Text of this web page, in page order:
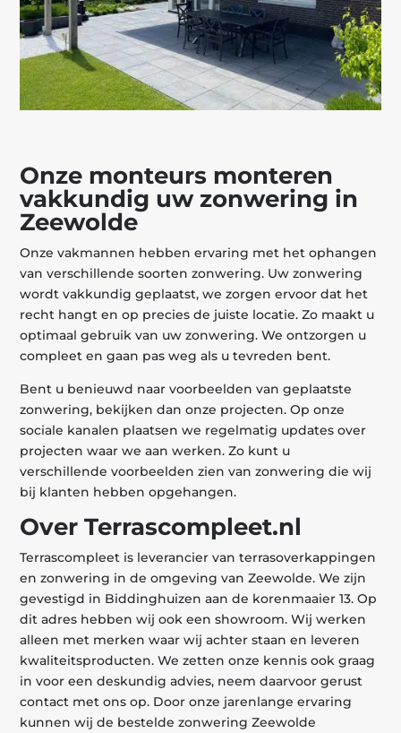
Onze monteurs monteren
vakkundig uw zonwering in
Zeewolde
Onze vakmannen hebben ervaring met het ophangen
van verschillende soorten zonwering. Uw zonwering
wordt vakkundig geplaatst, we zorgen ervoor dat het
recht hangt en op precies de juiste locatie. Zo maakt u
optimaal gebruik van uw zonwering. We ontzorgen u
compleet en gaan pas weg als u tevreden bent.
Bent u benieuwd naar voorbeelden van geplaatste
zonwering, bekijken dan onze projecten. Op onze
sociale kanalen plaatsen we regelmatig updates over
projecten waar we aan werken. Zo kunt u
verschillende voorbeelden zien van zonwering die wij
bij klanten hebben opgehangen.
Over Terrascompleet.nl
Terrascompleet is leverancier van terrasoverkappingen
en zonwering in de omgeving van Zeewolde. We zijn
gevestigd in Biddinghuizen aan de korenmaaier 13. Op
dit adres hebben wij ook een showroom. Wij werken
alleen met merken waar wij achter staan en leveren
kwaliteitsproducten. We zetten onze kennis ook graag
in voor een deskundig advies, neem daarvoor gerust
contact met ons op. Door onze jarenlange ervaring
kunnen wij de bestelde zonwering Zeewolde